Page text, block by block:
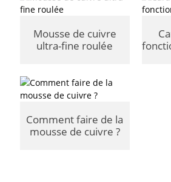
Mousse de cuivre
ultra-fine roulée
Comment faire de la
mousse de cuivre ?